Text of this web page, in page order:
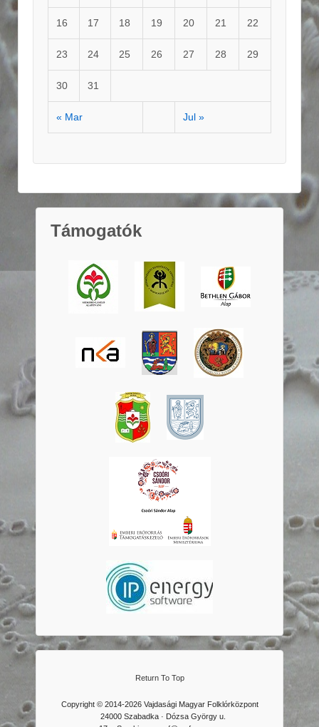
« Mar Jul »
16 17 18 19 20 21 22
23 24 25 26 27 28 29
30 31
Támogatók
Return To Top
Copyright © 2014-2026 Vajdasági Magyar Folklórközpont
24000 Szabadka · Dózsa György u.